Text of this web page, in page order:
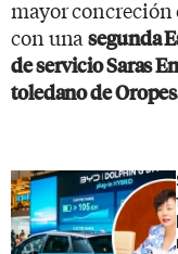
mayor
con unasegunda
de servicio Saras
toledano de